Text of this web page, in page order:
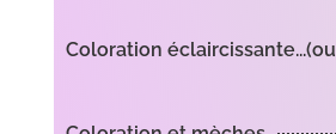
Coloration